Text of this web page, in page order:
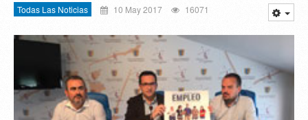
Todas Las Noticias 10 May 2017 16071